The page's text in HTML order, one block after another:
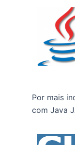
Por mais
com Java